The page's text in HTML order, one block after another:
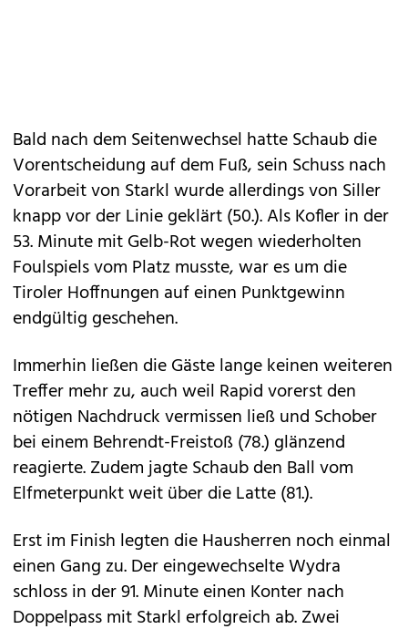
Bald nach dem Seitenwechsel hatte Schaub die
Vorentscheidung auf dem Fuß, sein Schuss nach
Vorarbeit von Starkl wurde allerdings von Siller
knapp vor der Linie geklärt (50.). Als Kofler in der
53. Minute mit Gelb-Rot wegen wiederholten
Foulspiels vom Platz musste, war es um die
Tiroler Hoffnungen auf einen Punktgewinn
endgültig geschehen.
Immerhin ließen die Gäste lange keinen weiteren
Treffer mehr zu, auch weil Rapid vorerst den
nötigen Nachdruck vermissen ließ und Schober
bei einem Behrendt-Freistoß (78.) glänzend
reagierte. Zudem jagte Schaub den Ball vom
Elfmeterpunkt weit über die Latte (81.).
Erst im Finish legten die Hausherren noch einmal
einen Gang zu. Der eingewechselte Wydra
schloss in der 91. Minute einen Konter nach
Doppelpass mit Starkl erfolgreich ab. Zwei